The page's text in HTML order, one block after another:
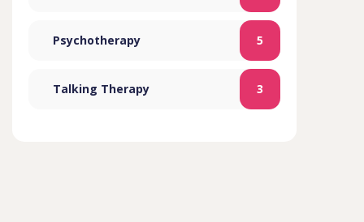
Psychotherapy 5
Talking Therapy 3